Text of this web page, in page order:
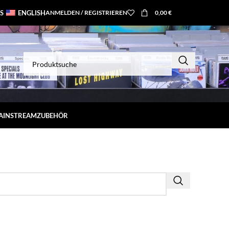
ENGLISHANMELDEN / REGISTRIEREN 0,00€
ZUBEHÖR